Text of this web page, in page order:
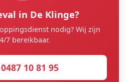
in De Klinge?
nodig? Wij zijn
7 bereikbaar.
0487 10 81 95